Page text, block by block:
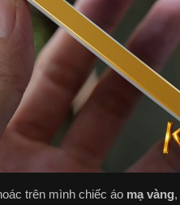
trên mình chiếc áomạ vàng,